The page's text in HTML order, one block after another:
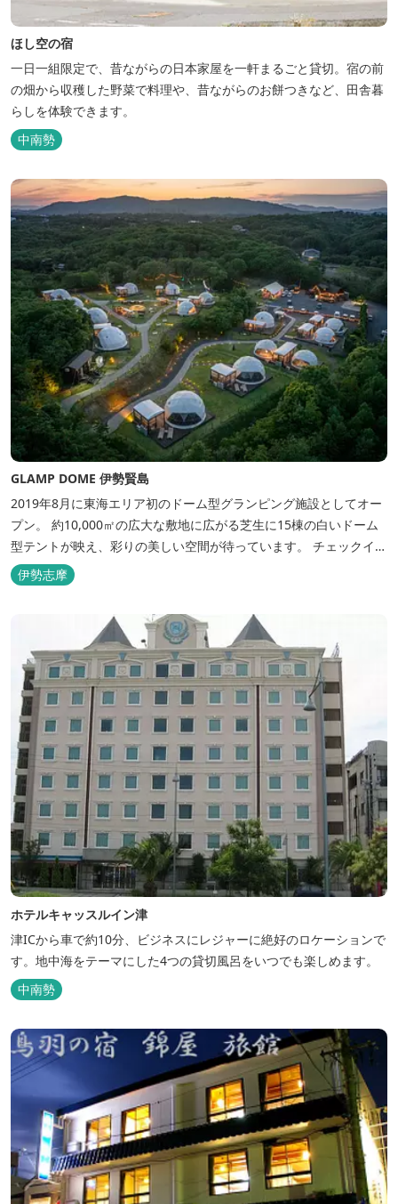
ほし空の宿
一日一組限定で、昔ながらの日本家屋を一軒まるごと貸切。宿の前
の畑から収穫した野菜で料理や、昔ながらのお餅つきなど、田舎暮
らしを体験できます。
中南勢
GLAMP DOME 伊勢賢島
2019年8月に東海エリア初のドーム型グランピング施設としてオー
プン。 約10,000㎡の広大な敷地に広がる芝生に15棟の白いドーム
型テントが映え、彩りの美しい空間が待っています。 チェックイン
後は『ハーゲンダッツ食べ放題』 夕食は松阪牛や伊勢海老を贅沢に
使用した「三重ブランドBBQプラン」や、1人前350ｇと食べ応え
のあるお肉を用意した「肉盛りプラン」などからお選びできま
伊勢志摩
ホテルキャッスルイン津
津ICから車で約10分、ビジネスにレジャーに絶好のロケーションで
す。地中海をテーマにした4つの貸切風呂をいつでも楽しめます。
中南勢